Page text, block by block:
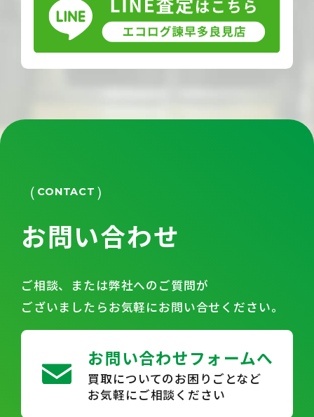
CONTACT
お問い合わせ
ご相談、または弊社へのご質問が
ございましたらお気軽にお問い合せください。
お問い合わせフォームへ
買取についてのお困りごとなど
お気軽にご相談ください